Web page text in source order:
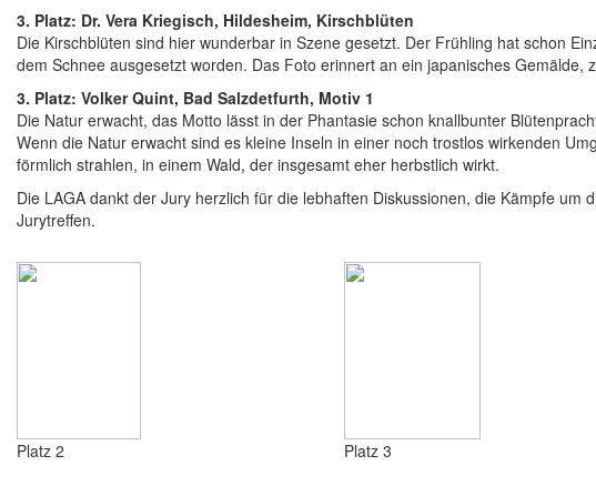
3. Platz: Dr. Vera Kriegisch, Hildesheim, Kirschblüten
Die Kirschblüten sind hier wunderbar in Szene gesetzt. Der Frühling hat schon
dem Schnee ausgesetzt worden. Das Foto erinnert an ein japanisches Gemälde,
3. Platz: Volker Quint, Bad Salzdetfurth, Motiv 1
Die Natur erwacht, das Motto lässt in der Phantasie schon knallbunter
Wenn die Natur erwacht sind es kleine Inseln in einer noch trostlos wirkenden
förmlich strahlen, in einem Wald, der insgesamt eher herbstlich wirkt.
Die LAGA dankt der Jury herzlich für die lebhaften Diskussionen, die Kämpfe um
Jurytreffen.
Platz 2 Platz 3